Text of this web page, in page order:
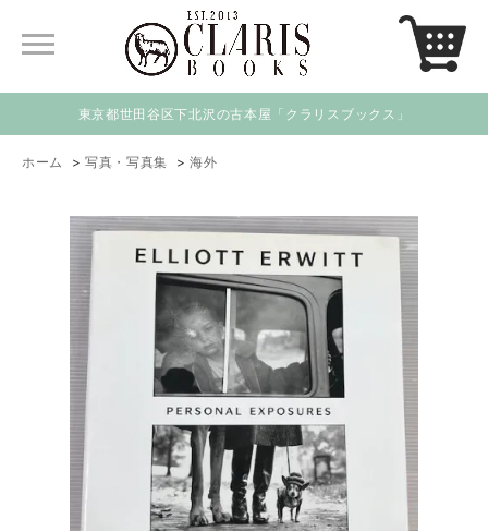
東京都世田谷区下北沢の古本屋「クラリスブックス」
ホーム > 写真・写真集 > 海外